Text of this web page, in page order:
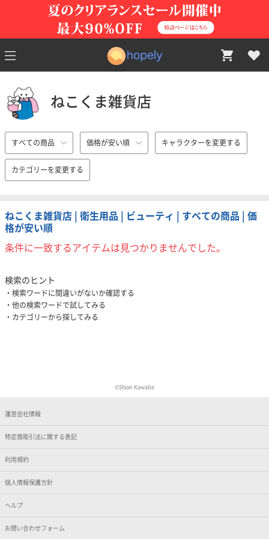
ねこくま雑貨店
すべての商品 価格が安い順 キャラクターを変更する
カテゴリーを変更する
ねこくま雑貨店 | 衛生用品 | ビューティ | すべての商品 | 価
格が安い順
条件に一致するアイテムは見つかりませんでした。
検索のヒント
検索ワードに間違いがないか確認する
他の検索ワードで試してみる
カテゴリーから探してみる
©️Shion Kawabe
運営会社情報
特定商取引法に関する表記
利用規約
個人情報保護方針
ヘルプ
お問い合わせフォーム